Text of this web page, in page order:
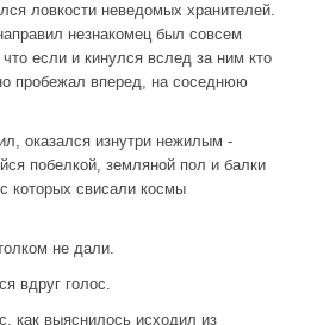
ловкости неведомых хранителей.
незнакомец был совсем
если и кинулся вслед за ним кто
пробежал вперед, на соседнюю
оказался изнутри нежилым -
побелкой, земляной пол и балки
которых свисали космы
не дали.
вдруг голос.
как выяснилось исходил из